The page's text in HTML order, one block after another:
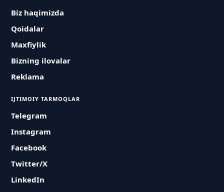
Biz haqimizda
Qoidalar
Maxfiylik
Bizning ilovalar
Reklama
IJTIMOIY TARMOQLAR
Telegram
Instagram
Facebook
Twitter/X
LinkedIn